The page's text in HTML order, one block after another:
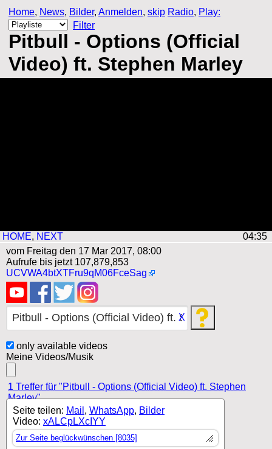
Home, News, Bilder, Anmelden, skip Radio, Play:
Filter
Pitbull - Options (Official
Video) ft. Stephen Marley
HOME, NEXT
04:34
vom Freitag den 17 Mar 2017, 08:00
Aufrufe bis jetzt 107,879,853
UCVWA4btXTFru9qM06FceSag
X
only available videos
Meine Videos/Musik
1 Treffer für "Pitbull - Options (Official Video) ft. Stephen
Marley"
Seite teilen: Mail , WhatsApp, Bilder
Video: xALCpLXcIYY
Zur Seite beglückwünschen [8035]